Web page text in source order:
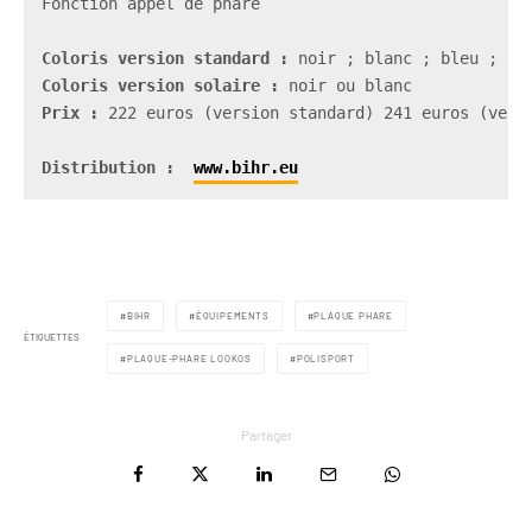
Coloris version standard :
Coloris version solaire :
Prix :
222 euros (version standard) 241 euros
Distribution : www.bihr.eu
ÉTIQUETTES
BIHR ÉQUIPEMENTS PLAQUE PHARE
PLAQUE-PHARE LOOKOS POLISPORT
Partager